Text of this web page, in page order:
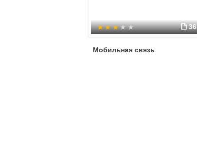
36
Мобильная связь